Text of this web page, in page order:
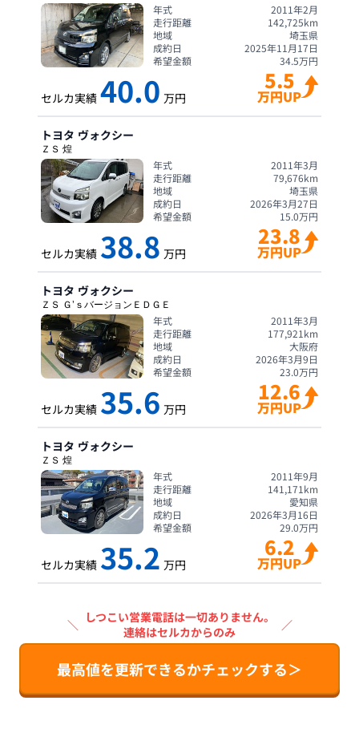
年式
2011年2月
走行距離
142,725km
地域
埼玉県
成約日
2025年11月17日
希望金額
34.5万円
セルカ実績 40.0 万円
5.5
万円UP
トヨタ ヴォクシー
ＺＳ 煌
年式
2011年3月
走行距離
79,676km
地域
埼玉県
成約日
2026年3月27日
希望金額
15.0万円
セルカ実績 38.8 万円
23.8
万円UP
トヨタ ヴォクシー
ＺＳ Ｇ’ｓバージョンＥＤＧＥ
年式
2011年3月
走行距離
177,921 km
地域
大阪府
成約日
2026年3月9日
希望金額
23.0万円
セルカ実績 35.6 万円
12.6
万円UP
トヨタ ヴォクシー
ＺＳ 煌
年式
2011年9月
走行距離
141,171 km
地域
愛知県
成約日
2026年3月16日
希望金額
29.0万円
セルカ実績 35.2 万円
6.2
万円UP
＼ しつこい営業電話は一切ありません。
連絡はセルカからのみ
／
最高値を更新できるかチェックする＞